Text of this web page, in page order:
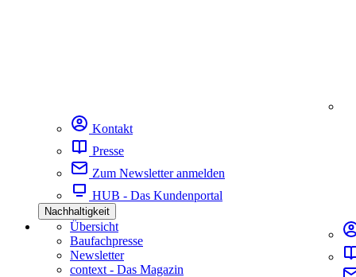
Kontakt
Presse
Zum Newsletter anmelden
HUB - Das Kundenportal
Nachhaltigkeit
Übersicht
Baufachpresse
Newsletter
context - Das Magazin